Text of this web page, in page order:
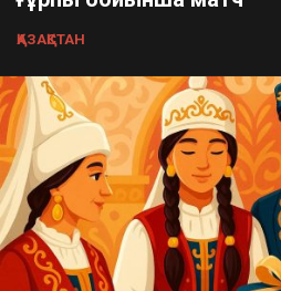
ҚАЗАҚСТАН